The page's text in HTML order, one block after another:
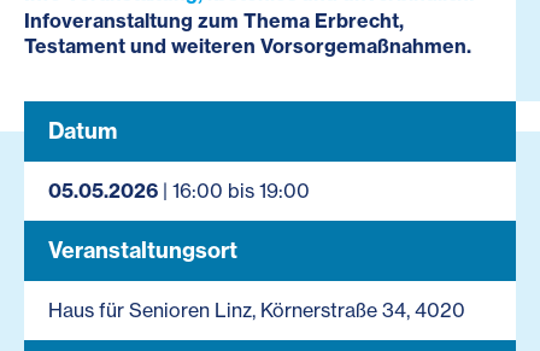
Infoveranstaltung zum Thema Erbrecht,
Testament und weiteren Vorsorgemaßnahmen.
Datum
05.05.2026 | 16:00 bis 19:00
Veranstaltungsort
Haus für Senioren Linz, Körnerstraße 34, 4020